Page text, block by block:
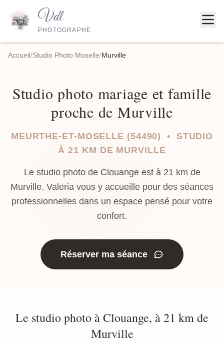
Vdl
PHOTOGRAPHE
Accueil/Studio Photo Moselle/Murville
Studio photo mariage et famille
proche de Murville
MEURTHE-ET-MOSELLE (54490) • STUDIO
À 21 KM DE MURVILLE
Le studio photo de Clouange est à 21 km de
Murville. Valeria vous y accueille pour des séances
professionnelles dans un espace pensé pour votre
confort.
Réserver ma séance
Le studio photo à Clouange, à 21 km de
Murville